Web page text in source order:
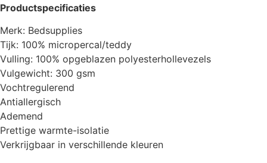
Productspecificaties
Merk: Bedsupplies
Tijk: 100% micropercal/teddy
Vulling: 100% opgeblazen polyesterhollevezels
Vulgewicht: 300 gsm
Vochtregulerend
Antiallergisch
Ademend
Prettige warmte-isolatie
Verkrijgbaar in verschillende kleuren